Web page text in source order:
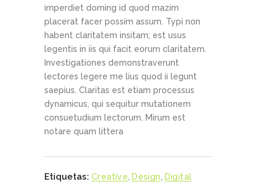
imperdiet doming id quod mazim
placerat facer possim assum. Typi non
habent claritatem insitam; est usus
legentis in iis qui facit eorum claritatem.
Investigationes demonstraverunt
lectores legere me lius quod ii legunt
saepius. Claritas est etiam processus
dynamicus, qui sequitur mutationem
consuetudium lectorum. Mirum est
notare quam littera
Etiquetas: Creative, Design, Digital